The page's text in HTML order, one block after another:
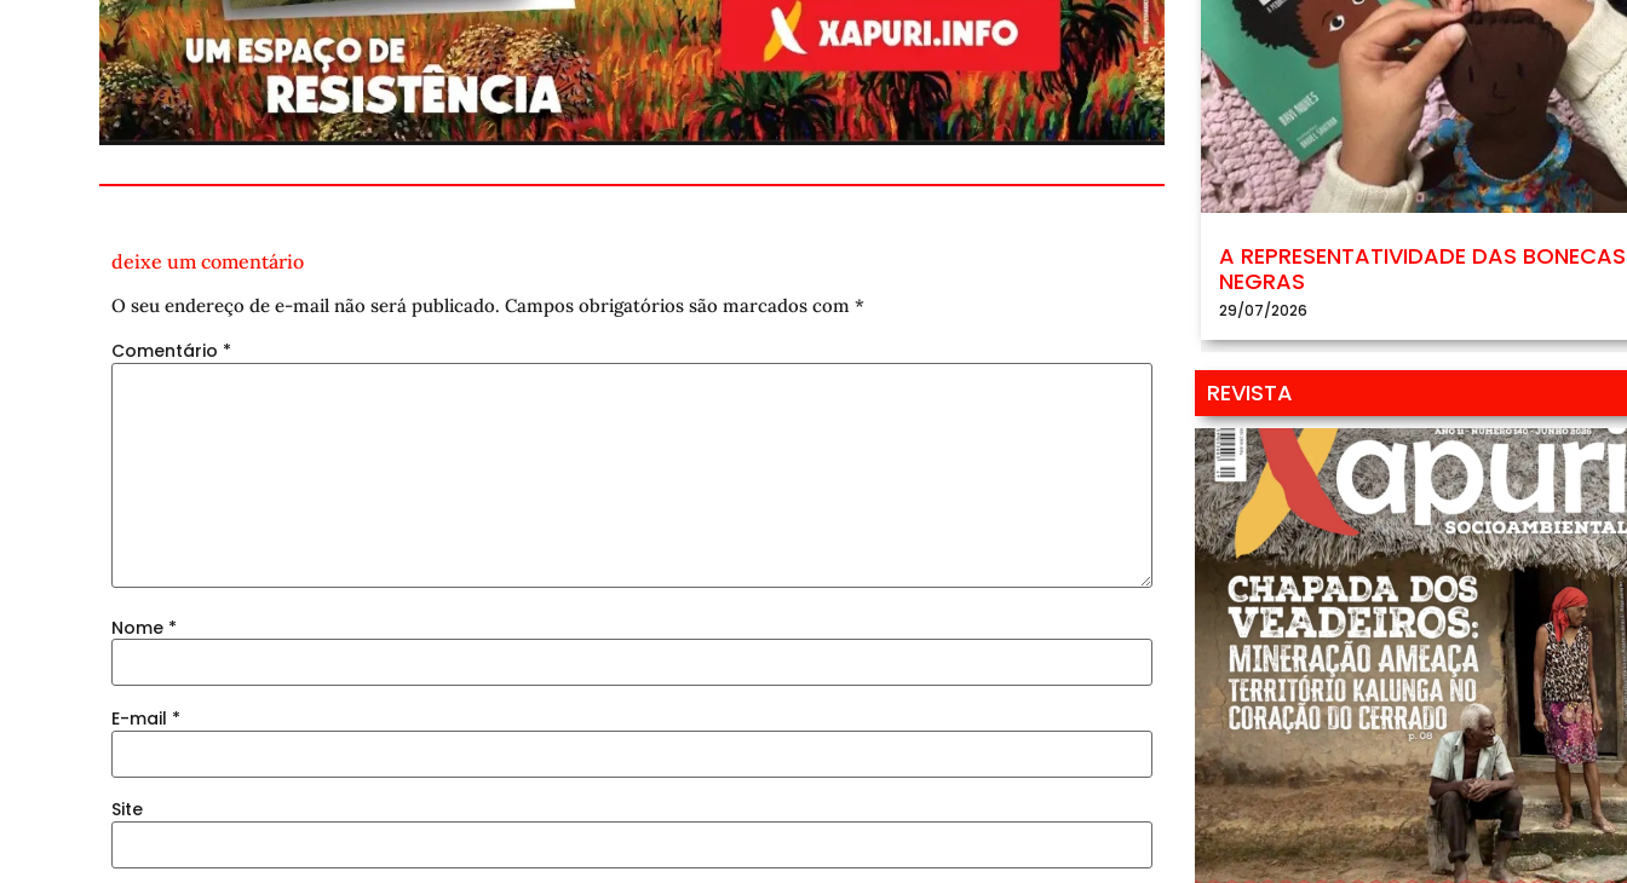
deixe um comentário
O seu endereço de e-mail não será publicado. Campos obrigatórios são marcados com *
Comentário *
Nome *
E-mail *
Site
A REPRESENTATIVIDADE DAS BONECAS
NEGRAS
29/07/2026
REVISTA